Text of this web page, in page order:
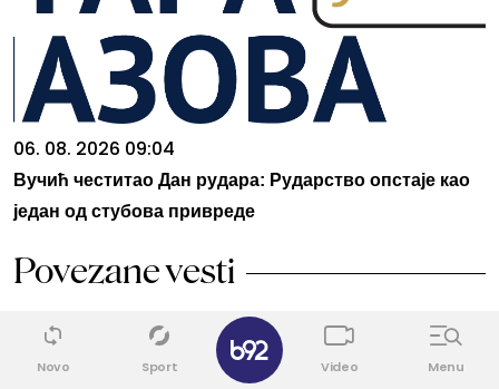
06. 08. 2026 09:04
Вучић честитао Дан рудара: Рударство опстаје као
један од стубова привреде
Povezane vesti
VRATITE SE FIT S ODMORA
Plivanje i mršavljenje: Sedam istina
Novo Sport Video Menu
✕